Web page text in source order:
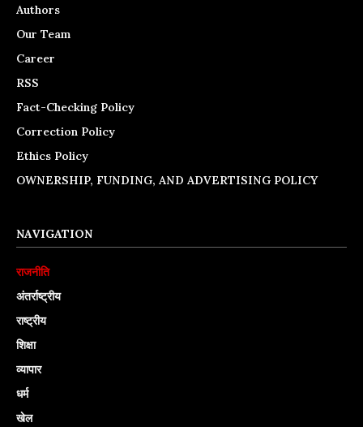
Authors
Our Team
Career
RSS
Fact-Checking Policy
Correction Policy
Ethics Policy
OWNERSHIP, FUNDING, AND ADVERTISING POLICY
NAVIGATION
राजनीति
अंतर्राष्ट्रीय
राष्ट्रीय
शिक्षा
व्यापार
धर्म
खेल